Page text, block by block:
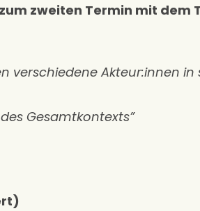
zweiten Termin mit dem
verschiedene Akteur:innen
Gesamtkontexts”